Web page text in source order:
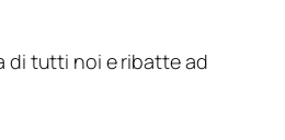
di tutti noi e ribatte ad